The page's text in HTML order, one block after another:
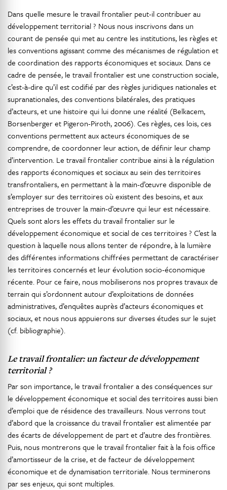
Dans quelle mesure le travail frontalier peut-il contribuer au
développement territorial ? Nous nous inscrivons dans un
courant de pensée qui met au centre les institutions, les règles et
les conventions agissant comme des mécanismes de régulation et
de coordination des rapports économiques et sociaux. Dans ce
cadre de pensée, le travail frontalier est une construction sociale,
c’est-à-dire qu’il est codifié par des règles juridiques nationales et
supranationales, des conventions bilatérales, des pratiques
d’acteurs, et une histoire qui lui donne une réalité (Belkacem,
Borsenberger et Pigeron-Piroth, 2006). Ces règles, ces lois, ces
conventions permettent aux acteurs économiques de se
comprendre, de coordonner leur action, de définir leur champ
d’intervention. Le travail frontalier contribue ainsi à la régulation
des rapports économiques et sociaux au sein des territoires
transfrontaliers, en permettant à la main-d’œuvre disponible de
s’employer sur des territoires où existent des besoins, et aux
entreprises de trouver la main-d’œuvre qui leur est nécessaire.
Quels sont alors les effets du travail frontalier sur le
développement économique et social de ces territoires ? C’est la
question à laquelle nous allons tenter de répondre, à la lumière
des différentes informations chiffrées permettant de caractériser
les territoires concernés et leur évolution socio-économique
récente. Pour ce faire, nous mobiliserons nos propres travaux de
terrain qui s’ordonnent autour d’exploitations de données
administratives, d’enquêtes auprès d’acteurs économiques et
sociaux, et nous nous appuierons sur diverses études sur le sujet
(cf. bibliographie).
Le travail frontalier: un facteur de développement
territorial ?
Par son importance, le travail frontalier a des conséquences sur
le développement économique et social des territoires aussi bien
d’emploi que de résidence des travailleurs. Nous verrons tout
d’abord que la croissance du travail frontalier est alimentée par
des écarts de développement de part et d’autre des frontières.
Puis, nous montrerons que le travail frontalier fait à la fois office
d’amortisseur de la crise, et de facteur de développement
économique et de dynamisation territoriale. Nous terminerons
par ses enjeux, qui sont multiples.